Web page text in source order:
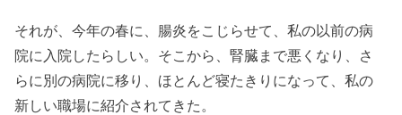
それが、今年の春に、腸炎をこじらせて、私の以前の病
院に入院したらしい。そこから、腎臓まで悪くなり、さ
らに別の病院に移り、ほとんど寝たきりになって、私の
新しい職場に紹介されてきた。